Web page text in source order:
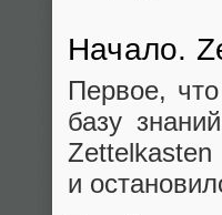
Начало.
Первое,
базу
и